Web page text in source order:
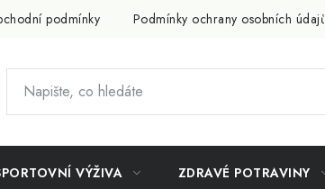
podmínky Podmínky ochrany osobních údajů
VÝŽIVA ZDRAVÉ POTRAVINY